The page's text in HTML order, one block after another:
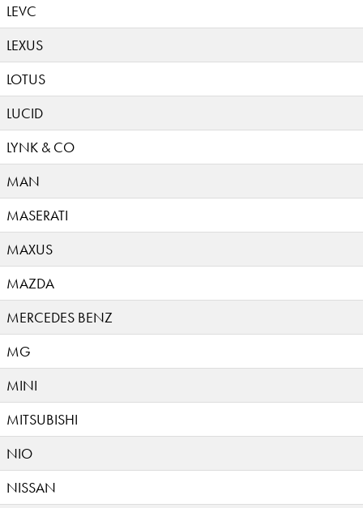
LEVC
LEXUS
LOTUS
LUCID
LYNK & CO
MAN
MASERATI
MAXUS
MAZDA
MERCEDES BENZ
MG
MINI
MITSUBISHI
NIO
NISSAN